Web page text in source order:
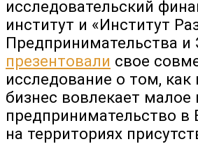
исследовательский
институт и «Институт
Предпринимательства и
презентовали свое
исследование о том, как
бизнес вовлекает малое
предпринимательство в
на территориях